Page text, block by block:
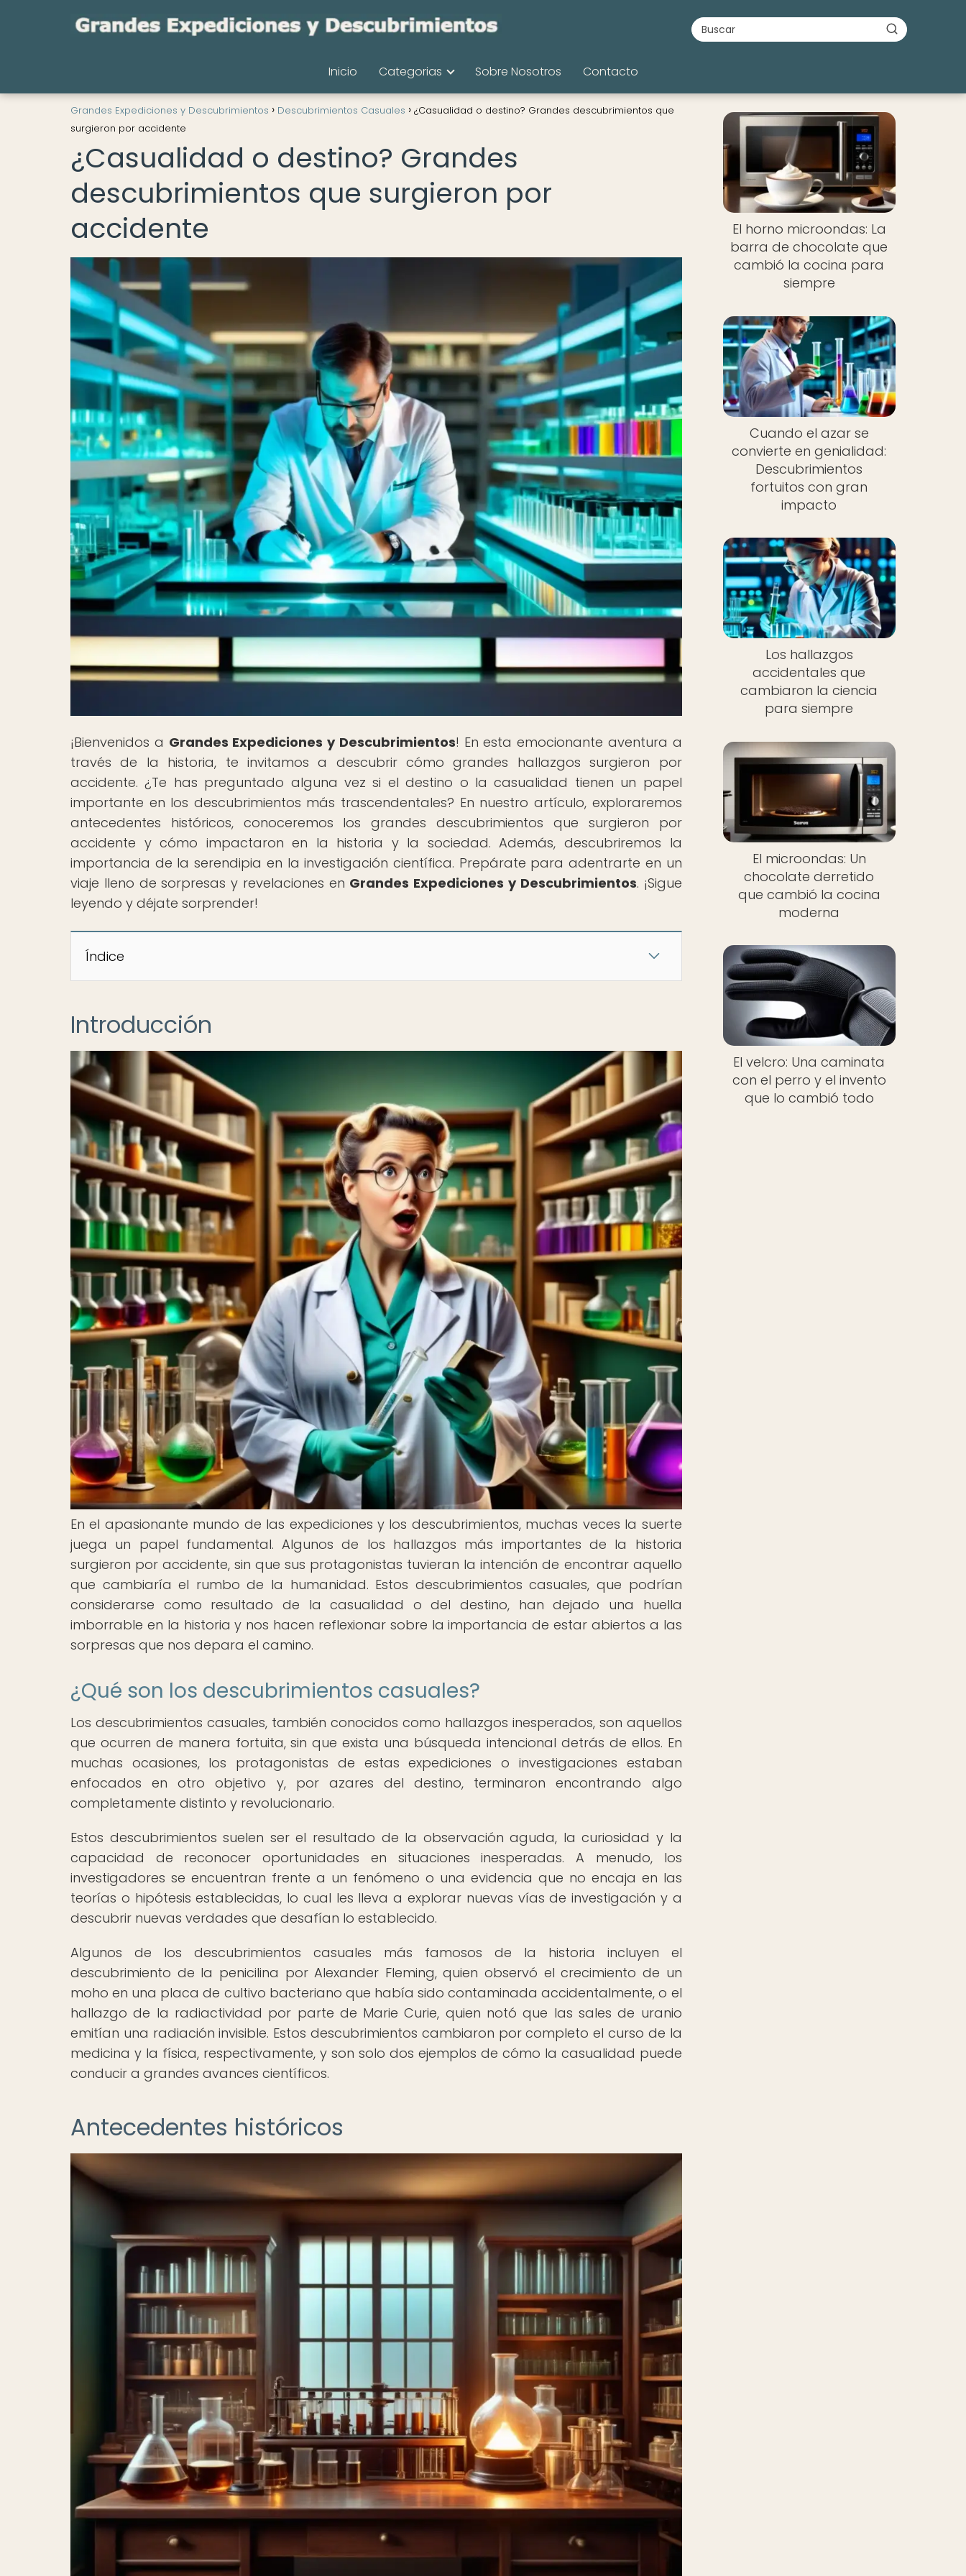
Inicio Categorias Sobre Nosotros Contacto
Grandes Expediciones y Descubrimientos Descubrimientos Casuales
¿Casualidad o destino? Grandes descubrimientos que
surgieron por accidente
¿Casualidad o destino? Grandes
descubrimientos que surgieron por
accidente
¡Bienvenidos a Grandes Expediciones y Descubrimientos! En esta emocionante aventura a
través de la historia, te invitamos a descubrir cómo grandes hallazgos surgieron por
accidente. ¿Te has preguntado alguna vez si el destino o la casualidad tienen un papel
importante en los descubrimientos más trascendentales? En nuestro artículo, exploraremos
antecedentes históricos, conoceremos los grandes descubrimientos que surgieron por
accidente y cómo impactaron en la historia y la sociedad. Además, descubriremos la
importancia de la serendipia en la investigación científica. Prepárate para adentrarte en un
viaje lleno de sorpresas y revelaciones en Grandes Expediciones y Descubrimientos. ¡Sigue
leyendo y déjate sorprender!
Índice
Introducción
En el apasionante mundo de las expediciones y los descubrimientos, muchas veces la suerte
juega un papel fundamental. Algunos de los hallazgos más importantes de la historia
surgieron por accidente, sin que sus protagonistas tuvieran la intención de encontrar aquello
que cambiaría el rumbo de la humanidad. Estos descubrimientos casuales, que podrían
considerarse como resultado de la casualidad o del destino, han dejado una huella
imborrable en la historia y nos hacen reflexionar sobre la importancia de estar abiertos a las
sorpresas que nos depara el camino.
¿Qué son los descubrimientos casuales?
Los descubrimientos casuales, también conocidos como hallazgos inesperados, son aquellos
que ocurren de manera fortuita, sin que exista una búsqueda intencional detrás de ellos. En
muchas ocasiones, los protagonistas de estas expediciones o investigaciones estaban
enfocados en otro objetivo y, por azares del destino, terminaron encontrando algo
completamente distinto y revolucionario.
Estos descubrimientos suelen ser el resultado de la observación aguda, la curiosidad y la
capacidad de reconocer oportunidades en situaciones inesperadas. A menudo, los
investigadores se encuentran frente a un fenómeno o una evidencia que no encaja en las
teorías o hipótesis establecidas, lo cual les lleva a explorar nuevas vías de investigación y a
descubrir nuevas verdades que desafían lo establecido.
Algunos de los descubrimientos casuales más famosos de la historia incluyen el
descubrimiento de la penicilina por Alexander Fleming, quien observó el crecimiento de un
moho en una placa de cultivo bacteriano que había sido contaminada accidentalmente, o el
hallazgo de la radiactividad por parte de Marie Curie, quien notó que las sales de uranio
emitían una radiación invisible. Estos descubrimientos cambiaron por completo el curso de la
medicina y la física, respectivamente, y son solo dos ejemplos de cómo la casualidad puede
conducir a grandes avances científicos.
Antecedentes históricos
El horno microondas: La
barra de chocolate que
cambió la cocina para
siempre
Cuando el azar se
convierte en genialidad:
Descubrimientos
fortuitos con gran
impacto
Los hallazgos
accidentales que
cambiaron la ciencia
para siempre
El microondas: Un
chocolate derretido
que cambió la cocina
moderna
El velcro: Una caminata
con el perro y el invento
que lo cambió todo